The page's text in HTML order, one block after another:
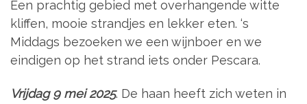
Een prachtig gebied met overhangende witte
kliffen, mooie strandjes en lekker eten. ‘s
Middags bezoeken we een wijnboer en we
eindigen op het strand iets onder Pescara.
Vrijdag 9 mei 2025. De haan heeft zich weten in